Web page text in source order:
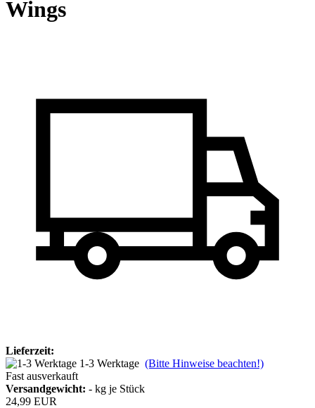
Wings
Lieferzeit:
1-3 Werktage (Bitte Hinweise beachten!)
Fast ausverkauft
Versandgewicht: - kg je Stück
24,99 EUR